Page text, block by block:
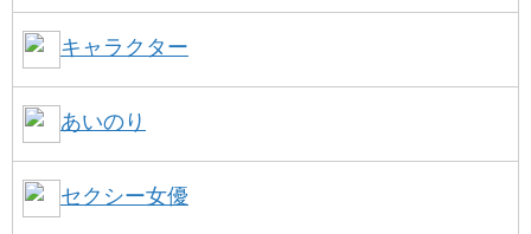
キャラクター
あいのり
セクシー女優